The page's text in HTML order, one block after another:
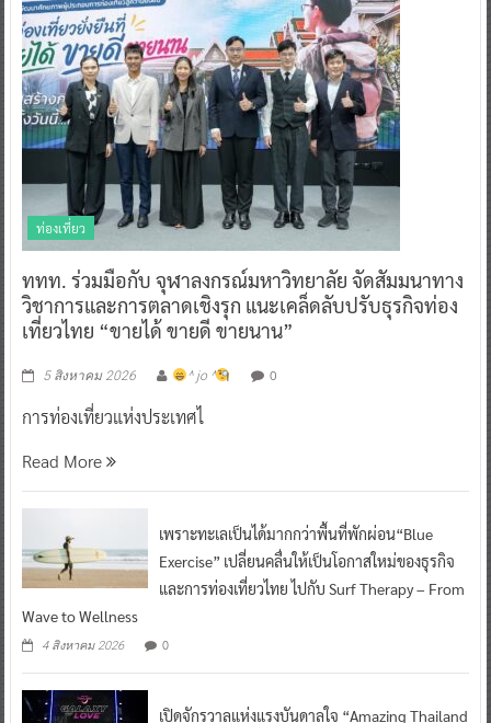
ท่องเที่ยว
ททท. ร่วมมือกับ จุฬาลงกรณ์มหาวิทยาลัย จัดสัมมนาทาง
วิชาการและการตลาดเชิงรุก แนะเคล็ดลับปรับธุรกิจท่อง
เที่ยวไทย “ขายได้ ขายดี ขายนาน”
5 สิงหาคม 2026 ^ jo ^ 0
การท่องเที่ยวแห่งประเทศไ
Read More
เพราะทะเลเป็นได้มากกว่าพื้นที่พักผ่อน“Blue
Exercise” เปลี่ยนคลื่นให้เป็นโอกาสใหม่ของธุรกิจ
และการท่องเที่ยวไทย ไปกับ Surf Therapy – From
Wave to Wellness
4 สิงหาคม 2026 0
เปิดจักรวาลแห่งแรงบันดาลใจ “Amazing Thailand